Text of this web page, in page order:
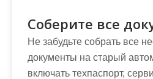
Соберите все
Не забудьте собрать все
документы на старый
включать техпаспорт,